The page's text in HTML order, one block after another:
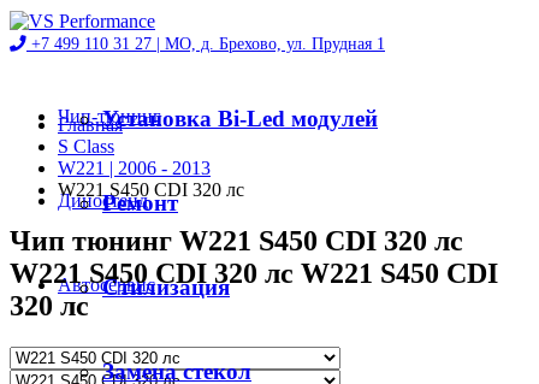
+7 499 110 31 27 | МО, д. Брехово, ул. Прудная 1
Чип-тюнинг
Диностенд
Автосервис
Магазин
Установка Bi-Led модулей
Ремонт
Стилизация
Замена стекол
Главная
S Class
W221 | 2006 - 2013
W221 S450 CDI 320 лс
Чип тюнинг W221 S450 CDI 320 лс
W221 S450 CDI 320 лс W221 S450 CDI
320 лс